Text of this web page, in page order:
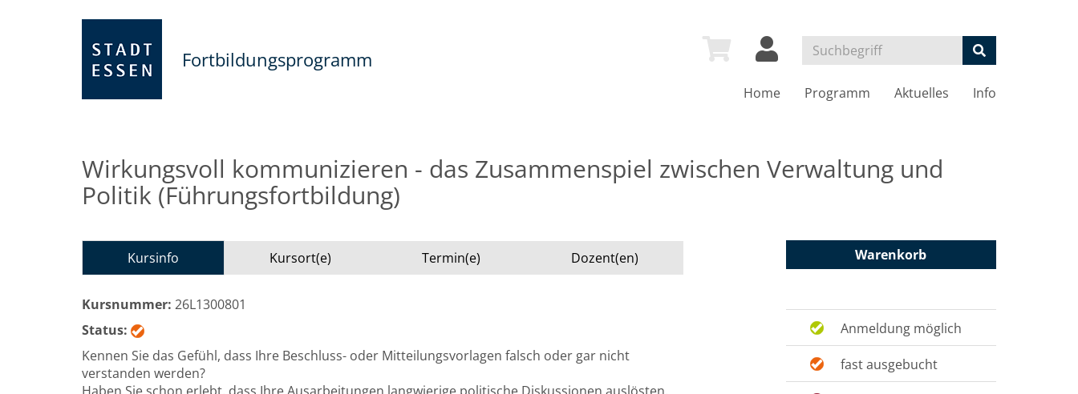
Fortbildungsprogramm
Home Programm Aktuelles Info
Wirkungsvoll kommunizieren - das Zusammenspiel zwischen Verwaltung und
Politik (Führungsfortbildung)
Kursinfo Kursort(e) Termin(e) Dozent(en)
Kursnummer: 26L1300801
Status:
Kennen Sie das Gefühl, dass Ihre Beschluss- oder Mitteilungsvorlagen falsch oder gar nicht
verstanden werden?
Warenkorb
Anmeldung möglich
fast ausgebucht